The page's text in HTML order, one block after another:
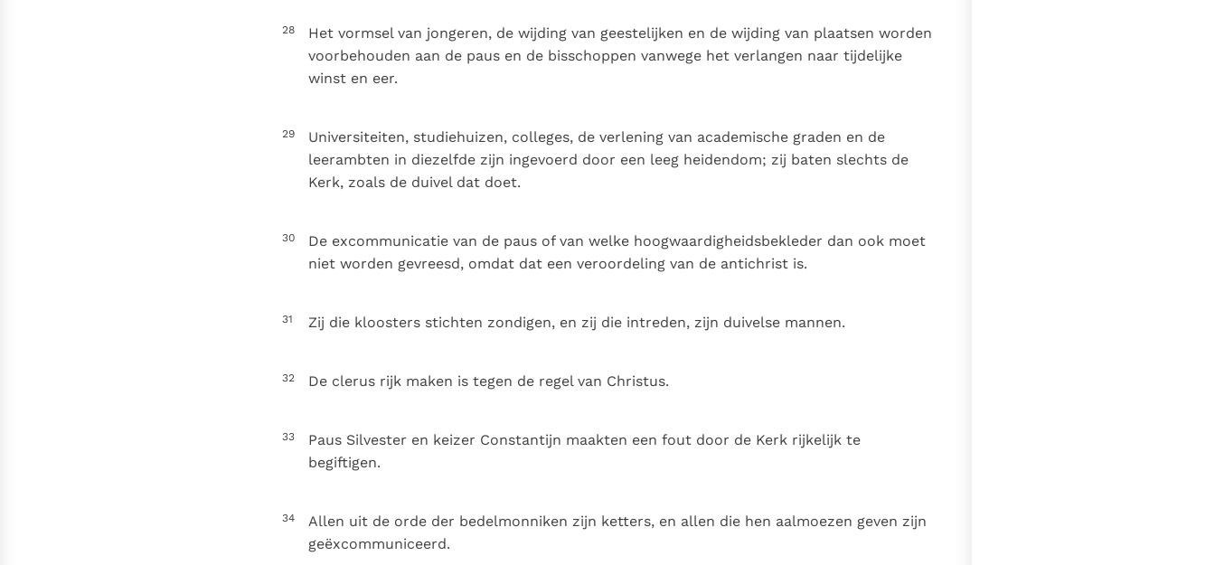
28
Het vormsel van jongeren, de wijding van geestelijken en de wijding van plaatsen worden
voorbehouden aan de paus en de bisschoppen vanwege het verlangen naar tijdelijke
winst en eer.
29
Universiteiten, studiehuizen, colleges, de verlening van academische graden en de
leerambten in diezelfde zijn ingevoerd door een leeg heidendom; zij baten slechts de
Kerk, zoals de duivel dat doet.
30
De excommunicatie van de paus of van welke hoogwaardigheidsbekleder dan ook moet
niet worden gevreesd, omdat dat een veroordeling van de antichrist is.
31 Zij die kloosters stichten zondigen, en zij die intreden, zijn duivelse mannen.
32 De clerus rijk maken is tegen de regel van Christus.
33
Paus Silvester en keizer Constantijn maakten een fout door de Kerk rijkelijk te
begiftigen.
34
Allen uit de orde der bedelmonniken zijn ketters, en allen die hen aalmoezen geven zijn
geëxcommuniceerd.